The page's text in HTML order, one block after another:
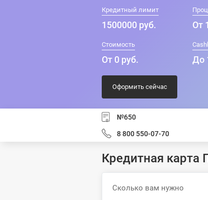
Кредитный лимит
1500000 руб. От
Стоимость
От 0 руб. До
Оформить сейчас
№650
8 800 550-07-70
Кредитная карта
Сколько вам нужно